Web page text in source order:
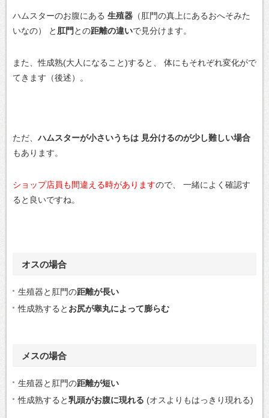
ハムスターのお腹にある 生殖器 （肛門の真上にあるおへそみた
いなの）
と 肛門 との距離の違いで見分けます。
また、性成熟(大人になること)すると、
体にもそれぞれ変化がで
てきます（後述）。
ただ、ハムスターが小さいうちは 見分けるのが少し難しい場合
もあります。
ショップ店員も間違える時がありますので、
一緒によく確認す
ると良いですね。
オスの場合
生殖器と肛門の距離が長い
性成熟すると お尻が睾丸によって膨らむ
メスの場合
生殖器と肛門の距離が短い
性成熟すると乳頭がお腹に現れる (オスよりもはっきり現れる)